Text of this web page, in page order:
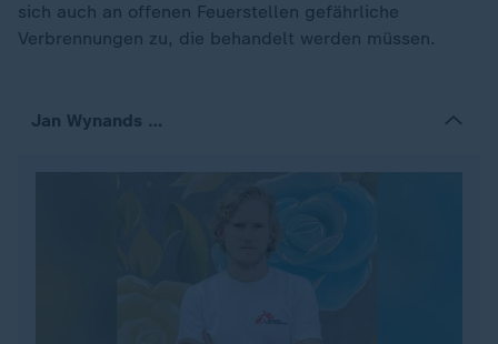
sich auch an offenen Feuerstellen gefährliche
Verbrennungen zu, die behandelt werden müssen.
Jan Wynands …